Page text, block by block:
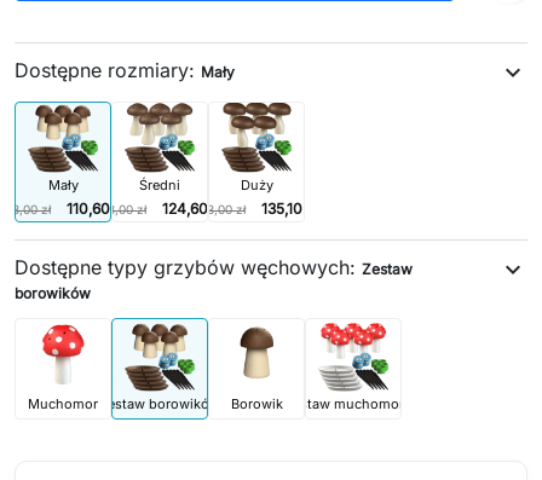
Dostępne rozmiary: Mały expand_more
Mały
158,00 zł 110,60 zł
Średni
178,00 zł 124,60 zł
Duży
193,00 zł 135,10 zł
Dostępne typy grzybów węchowych: Zestaw
borowików
expand_more
Muchomor Zestaw borowików Borowik Zestaw muchomorów